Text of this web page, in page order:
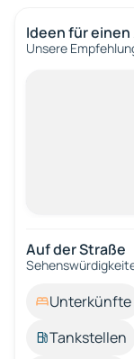
Ideen für
Unsere
Auf der Straße
Unterkünfte
Tankstellen